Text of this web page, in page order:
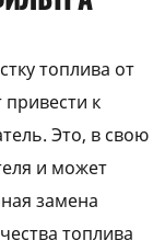
топлива от
к
Это, в свою
и может
замена
топлива